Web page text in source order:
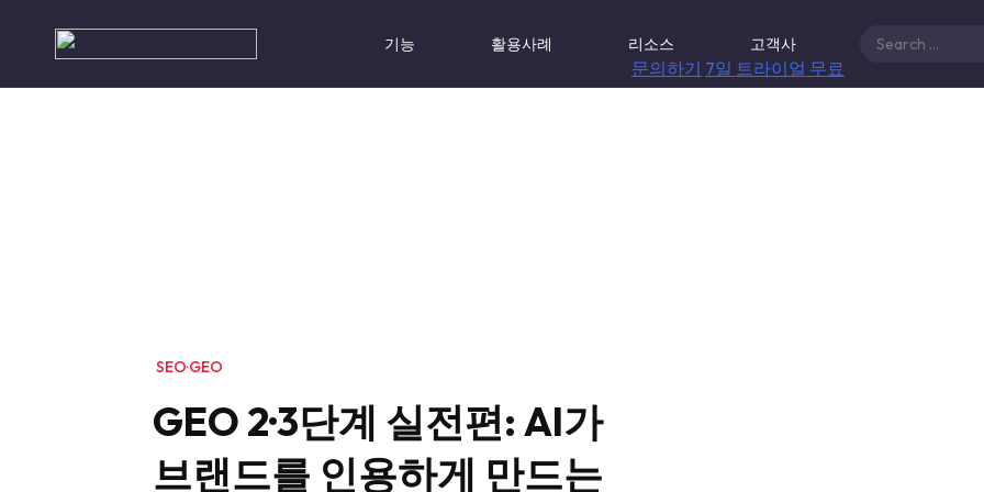
content
기능 활용사례 리소스 고객사
문의하기 7일 트라이얼 무료
SEO·GEO
GEO 2·3단계 실전편: AI가
브랜드를 인용하게 만드는